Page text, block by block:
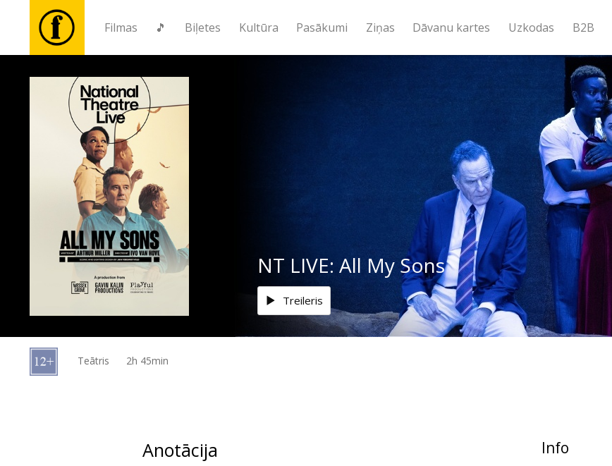
Filmas 🎵 Biļetes Kultūra Pasākumi Ziņas Dāvanu kartes Uzkodas B2B
Filmas
Kultūra
Pasākumi
kartes
NT LIVE: All My Sons
Treileris
Teātris 2h 45min
Anotācija Info